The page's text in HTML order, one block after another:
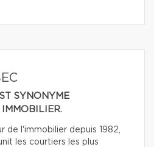
SYNONYME
de l'immobilier depuis 1982,
les courtiers les plus